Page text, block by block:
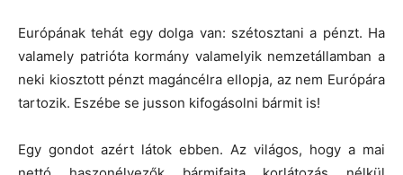
Európának tehát egy dolga van: szétosztani a pénzt. Ha
valamely patrióta kormány valamelyik nemzetállamban a
neki kiosztott pénzt magáncélra ellopja, az nem Európára
tartozik. Eszébe se jusson kifogásolni bármit is!
Egy gondot azért látok ebben. Az világos, hogy a mai